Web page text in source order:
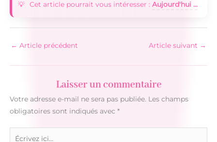
Cet article pourrait vous intéresser : Aujourd'hui ...
← Article précédent Article suivant →
Laisser un commentaire
Votre adresse e-mail ne sera pas publiée. Les champs
obligatoires sont indiqués avec *